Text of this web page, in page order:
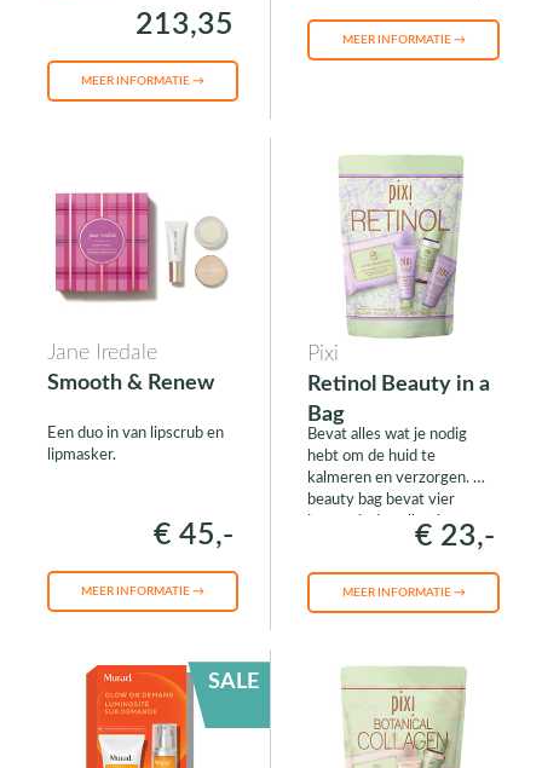
213,35
MEER INFORMATIE →
MEER INFORMATIE →
Jane Iredale
Smooth & Renew
Een duo in van lipscrub en
lipmasker.
€ 45,-
MEER INFORMATIE →
Pixi
Retinol Beauty in a
Bag
Bevat alles wat je nodig
hebt om de huid te
kalmeren en verzorgen. De
beauty bag bevat vier
items uit de collectie
verrijkt met vitamine A.
€ 23,-
MEER INFORMATIE →
SALE